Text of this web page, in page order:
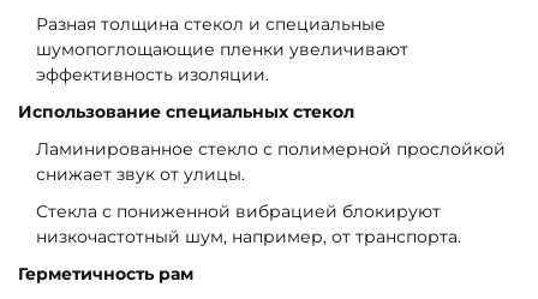
Разная толщина стекол и специальные
шумопоглощающие пленки увеличивают
эффективность изоляции.
Использование специальных стекол
Ламинированное стекло с полимерной прослойкой
снижает звук от улицы.
Стекла с пониженной вибрацией блокируют
низкочастотный шум, например, от транспорта.
Герметичность рам